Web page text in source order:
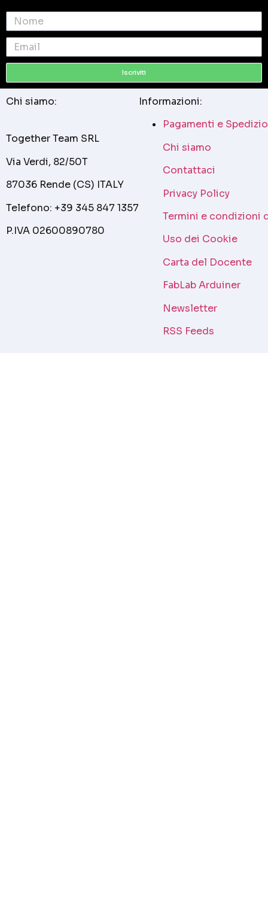
Iscriviti
Chi siamo:
Together Team SRL
Via Verdi, 82/50T
87036 Rende (CS) ITALY
Telefono: +39 345 847 1357
P.IVA 02600890780
Informazioni:
Pagamenti e
Chi siamo
Contattaci
Privacy Policy
Termini e condizioni
Uso dei Cookie
Carta del Docente
FabLab Arduiner
Newsletter
RSS Feeds